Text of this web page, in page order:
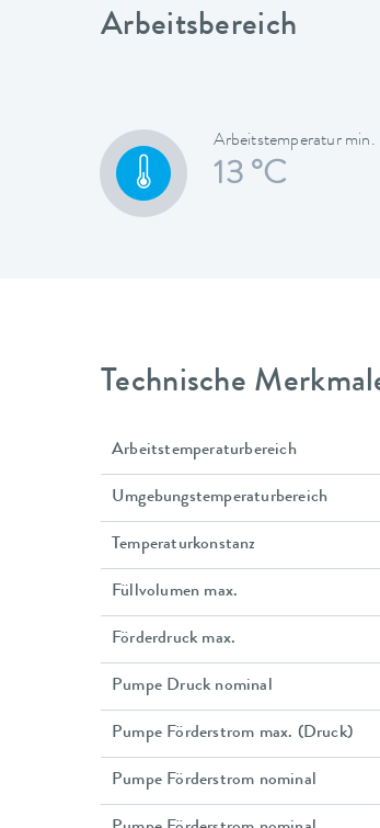
Arbeitsbereich
Arbeitstemperatur min.
13 °C
Technische
Arbeitstemperaturbereich
Umgebungstemperaturbereich
Temperaturkonstanz
Füllvolumen max.
Förderdruck max.
Pumpe Druck nominal
Pumpe Förderstrom max. (Druck)
Pumpe Förderstrom nominal